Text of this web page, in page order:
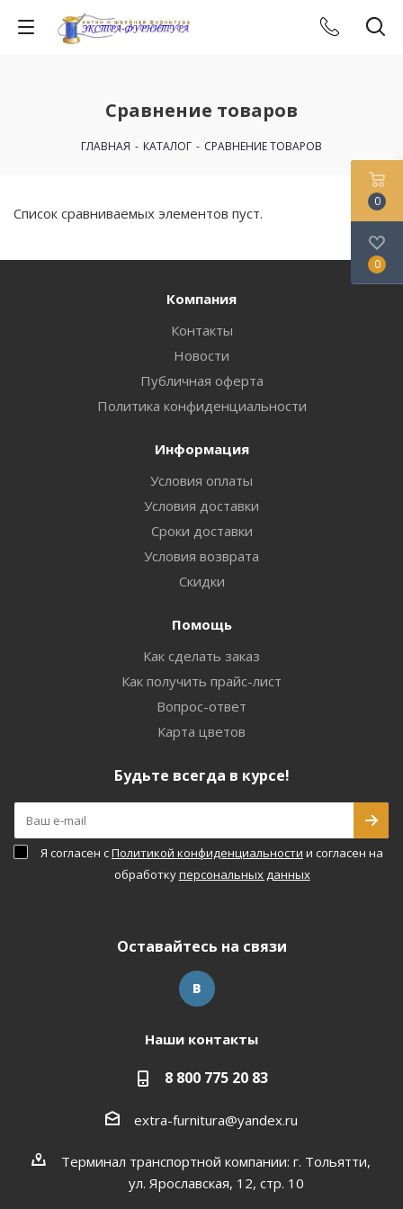
Сравнение товаров
ГЛАВНАЯ - КАТАЛОГ - СРАВНЕНИЕ ТОВАРОВ
Список сравниваемых элементов пуст.
Компания
Контакты
Новости
Публичная оферта
Политика конфиденциальности
Информация
Условия оплаты
Условия доставки
Сроки доставки
Условия возврата
Скидки
Помощь
Как сделать заказ
Как получить прайс-лист
Вопрос-ответ
Карта цветов
Будьте всегда в курсе!
Я согласен сПолитикой конфиденциальности и согласен на
обработкуперсональных данных
Оставайтесь на связи
Наши контакты
8 800 775 20 83
extra-furnitura@yandex.ru
Терминал транспортной компании: г. Тольятти,
ул. Ярославская, 12, стр. 10
0
0